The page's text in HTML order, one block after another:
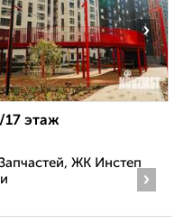
›
17 этаж
ЖК Инстеп
›